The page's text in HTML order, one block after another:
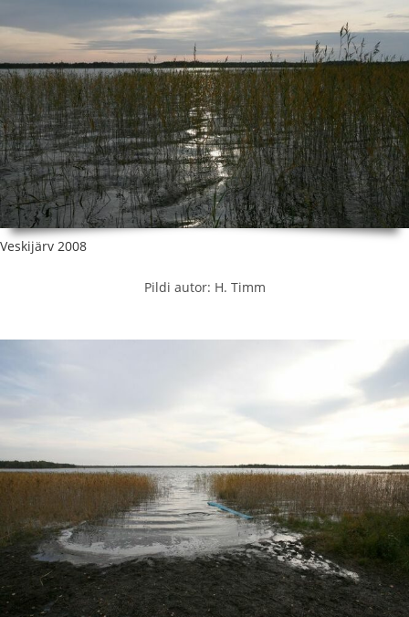
Veskijärv 2008
Pildi autor: H. Timm